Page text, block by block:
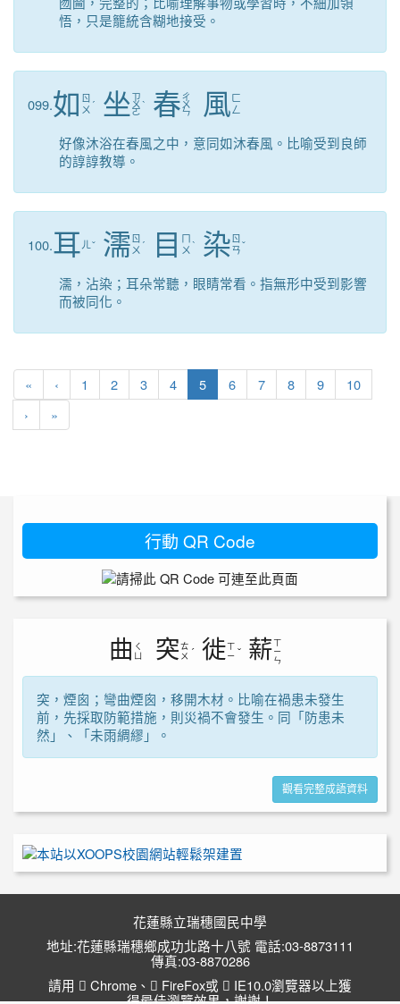
悟，只是籠統含糊地接受。
099.如 ㄖ
ㄨ ˊ 坐 ㄗ
ㄨ
ㄛ
ˋ 春ㄔ
ㄨ
ㄣ 風 ㄈ
ㄥ
好像沐浴在春風之中，意同如沐春風。比喻受到良師
的諄諄教導。
100.耳 ㄦ ˇ 濡 ㄖ
ㄨ ˊ 目
ㄇ
ㄨ ˋ 染 ㄖ
ㄢˇ
濡，沾染；耳朵常聽，眼睛常看。指無形中受到影響
而被同化。
« 第一頁
‹ 上一頁
1 2 3 4 5(目前頁次)
6 7 8 9
10
› 下一頁
»
行動 QR Code
曲 ㄑ
ㄩ
突 ㄊ
ㄨ ˊ 徙ㄒ
ㄧ ˇ 薪ㄒ
ㄧ
ㄣ
突，煙囪；彎曲煙囪，移開木材。比喻在禍患未發生
前，先採取防範措施，則災禍不會發生。同「防患未
然」、「未雨綢繆」。
觀看完整成語資料
花蓮縣立瑞穗國民中學
地址:花蓮縣瑞穗鄉成功北路十八號 電話:03-8873111
傳真:03-8870286
請用
Chrome 、 FireFox或
IE10.0瀏覽器以上獲